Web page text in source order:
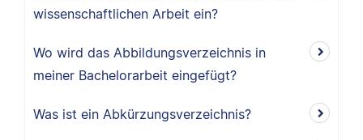
wissenschaftlichen Arbeit ein?
Wo wird das Abbildungsverzeichnis in
meiner Bachelorarbeit eingefügt?
Was ist ein Abkürzungsverzeichnis?